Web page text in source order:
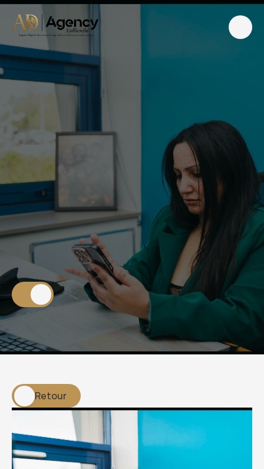
Lead TP l 'Ain |
GoogleAdspo ur
ntreprise BT P –AD
Agency
Retour